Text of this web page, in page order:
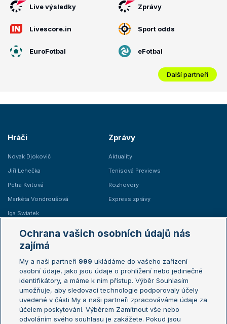
Live výsledky Zprávy
Livescore.in Sport odds
EuroFotbal eFotbal
Další partneři
Hráči
Novak Djokovič
Jiří Lehečka
Petra Kvitová
Markéta Vondroušová
Iga Swiatek
Zprávy
Aktuality
Tenisová Previews
Rozhovory
Express zprávy
Žebříčky
Žebříček ATP (muži)
Žebříček WTA (ženy)
Sázkařský žebříček
Australian Open
French Open
Wimbledon
US Open
Turnaj mistrů
Ochrana vašich osobních údajů nás
zajímá
My a naši partneři 999 ukládáme do vašeho zařízení
osobní údaje, jako jsou údaje o prohlížení nebo jedinečné
identifikátory, a máme k nim přístup. Výběr Souhlasím
umožňuje, aby sledovací technologie podporovaly účely
uvedené v části My a naši partneři zpracováváme údaje za
účelem poskytování. Výběrem Zamítnout vše nebo
odvoláním svého souhlasu je zakážete. Pokud jsou